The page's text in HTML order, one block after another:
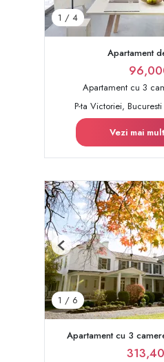
1 / 4
Apartament
Apartament cu 3
P-ta Victoriei, Bucuresti
Vezi mai
1 / 6
Previous
Apartament cu 3